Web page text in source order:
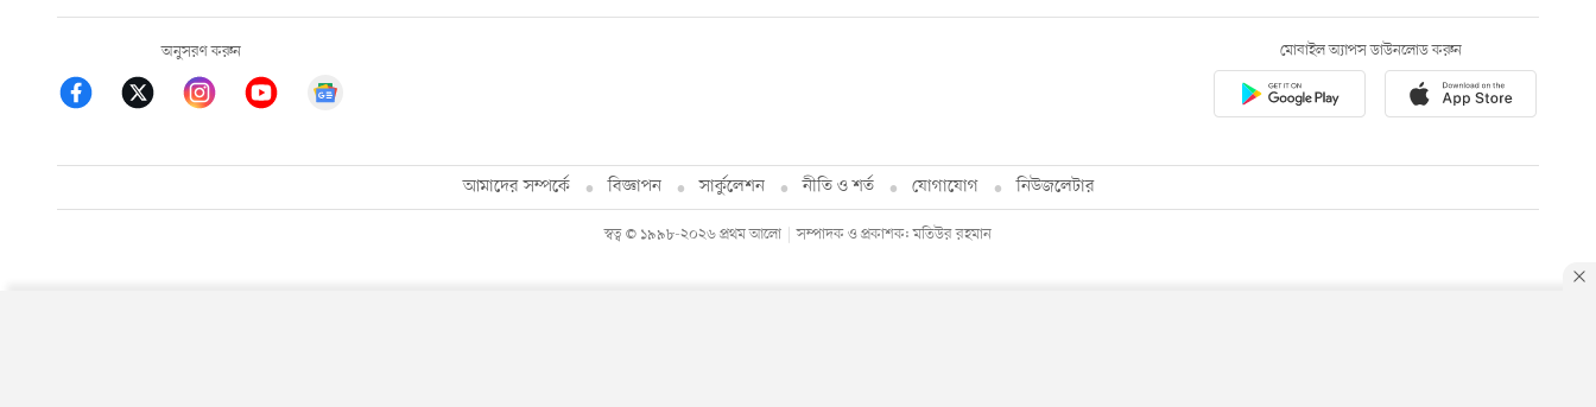
অনুসরণ করুন মোবাইল অ্যাপস ডাউনলোড করুন
আমাদের সম্পর্কে বিজ্ঞাপন সার্কুলেশন নীতি ও শর্ত যোগাযোগ নিউজলেটার
স্বত্ব © ১৯৯৮-২০২৬ প্রথম আলো সম্পাদক ও প্রকাশক: মতিউর রহমান